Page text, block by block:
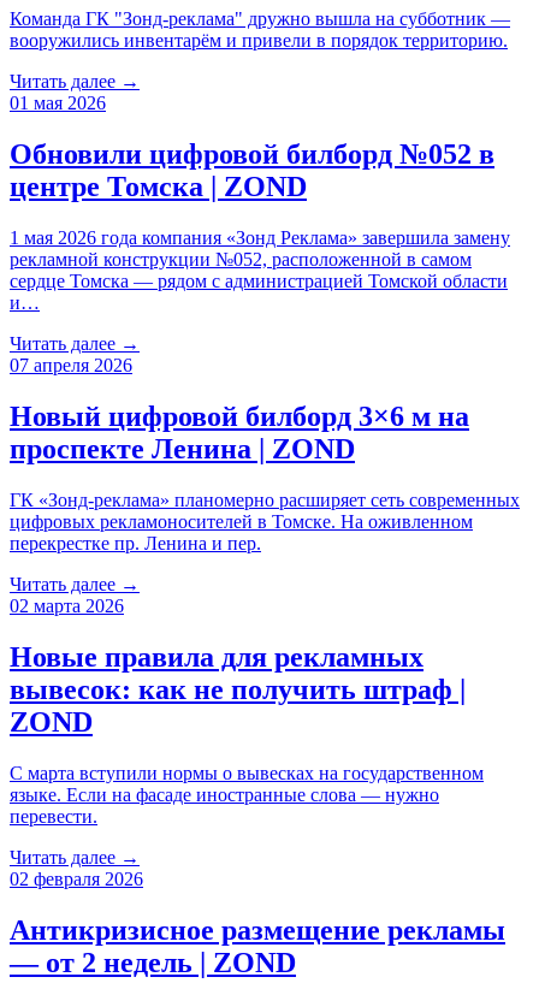
Команда ГК "Зонд-реклама" дружно вышла на субботник —
вооружились инвентарём и привели в порядок территорию.
Читать далее →
01 мая 2026
Обновили цифровой билборд №052 в
центре Томска | ZOND
1 мая 2026 года компания «Зонд Реклама» завершила замену
рекламной конструкции №052, расположенной в самом
сердце Томска — рядом с администрацией Томской области
и…
Читать далее →
07 апреля 2026
Новый цифровой билборд 3×6 м на
проспекте Ленина | ZOND
ГК «Зонд-реклама» планомерно расширяет сеть современных
цифровых рекламоносителей в Томске. На оживленном
перекрестке пр. Ленина и пер.
Читать далее →
02 марта 2026
Новые правила для рекламных
вывесок: как не получить штраф |
ZOND
С марта вступили нормы о вывесках на государственном
языке. Если на фасаде иностранные слова — нужно
перевести.
Читать далее →
02 февраля 2026
Антикризисное размещение рекламы
— от 2 недель | ZOND